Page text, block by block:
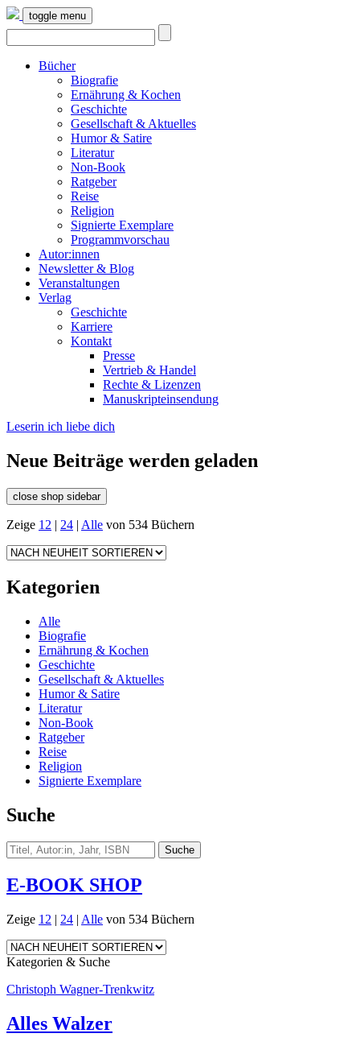
toggle menu
Bücher
Biografie
Ernährung & Kochen
Geschichte
Gesellschaft & Aktuelles
Humor & Satire
Literatur
Non-Book
Ratgeber
Reise
Religion
Signierte Exemplare
Programmvorschau
Autor:innen
Newsletter & Blog
Veranstaltungen
Verlag
Geschichte
Karriere
Kontakt
Presse
Vertrieb & Handel
Rechte & Lizenzen
Manuskripteinsendung
Leserin ich liebe dich
Neue Beiträge werden geladen
close shop sidebar
Zeige 12 | 24 | Alle von 534 Büchern
Kategorien
Alle
Biografie
Ernährung & Kochen
Geschichte
Gesellschaft & Aktuelles
Humor & Satire
Literatur
Non-Book
Ratgeber
Reise
Religion
Signierte Exemplare
Suche
E-BOOK SHOP
Zeige 12 | 24 | Alle von 534 Büchern
Kategorien & Suche
Christoph Wagner-Trenkwitz
Alles Walzer